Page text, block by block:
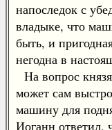
напоследок с
владыке, что
быть, и
негодна в
На вопрос
может сам
машину для
Иоганн ответил,